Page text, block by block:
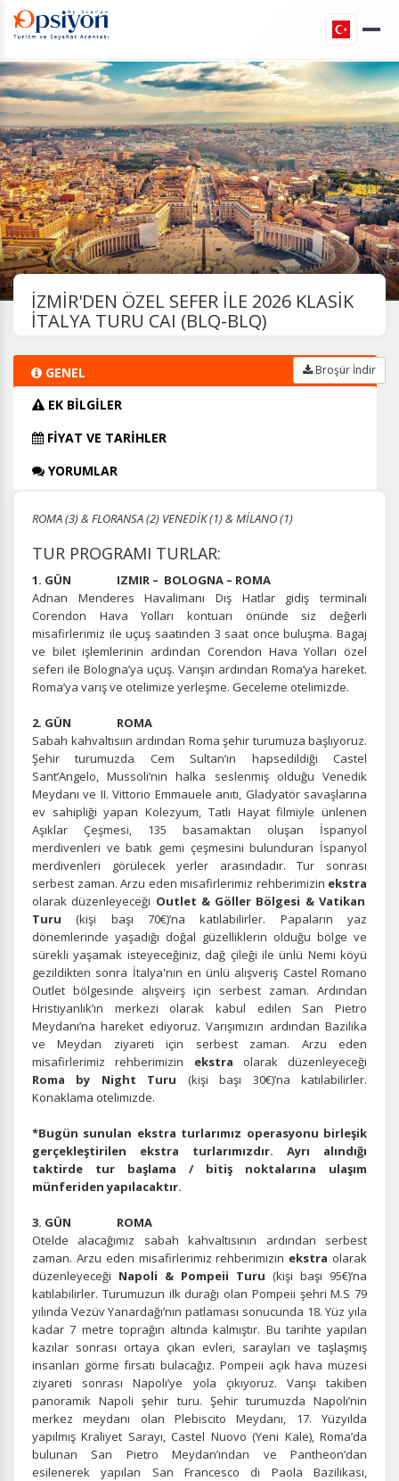
İZMİR'DEN ÖZEL SEFER İLE 2026 KLASİK
İTALYA TURU CAI (BLQ-BLQ)
GENEL
EK BİLGİLER
FİYAT VE TARİHLER
YORUMLAR
Broşür İndir
ROMA (3) & FLORANSA (2) VENEDİK (1) & MİLANO (1)
TUR PROGRAMI TURLAR:
1. GÜN IZMIR – BOLOGNA – ROMA
Adnan Menderes Havalimanı Dış Hatlar gidiş terminali
Corendon Hava Yolları kontuarı önünde siz değerli
misafirlerimiz ile uçuş saatinden 3 saat once buluşma. Bagaj
ve bilet işlemlerinin ardından Corendon Hava Yolları özel
seferi ile Bologna’ya uçuş. Varışın ardından Roma’ya hareket.
Roma’ya varış ve otelimize yerleşme. Geceleme otelimizde.
2. GÜN ROMA
Sabah kahvaltısıın ardından Roma şehir turumuza başlıyoruz.
Şehir turumuzda Cem Sultan’ın hapsedildiği Castel
Sant’Angelo, Mussoli’nin halka seslenmiş olduğu Venedik
Meydanı ve II. Vittorio Emmauele anıtı, Gladyatör savaşlarına
ev sahipliği yapan Kolezyum, Tatlı Hayat filmiyle ünlenen
Aşıklar Çeşmesi, 135 basamaktan oluşan İspanyol
merdivenleri ve batık gemi çeşmesini bulunduran İspanyol
merdivenleri görülecek yerler arasındadır. Tur sonrası
serbest zaman. Arzu eden misafirlerimiz rehberimizin ekstra
olarak düzenleyeceği Outlet & Göller Bölgesi & Vatikan
Turu(kişi başı 70€)’na katılabilirler. Papaların yaz
dönemlerinde yaşadığı doğal güzelliklerin olduğu bölge ve
sürekli yaşamak isteyeceğiniz, dağ çileği ile ünlü Nemi köyü
gezildikten sonra İtalya'nın en ünlü alışveriş Castel Romano
Outlet bölgesinde alışveirş için serbest zaman. Ardından
Hristiyanlık’ın merkezi olarak kabul edilen San Pietro
Meydanı’na hareket ediyoruz. Varışımızın ardından Bazilika
ve Meydan ziyareti için serbest zaman. Arzu eden
misafirlerimiz rehberimizin ekstra olarak düzenleyeceği
Roma by Night Turu (kişi başı 30€)’na katılabilirler.
Konaklama otelimizde.
*Bugün sunulan ekstra turlarımız operasyonu birleşik
gerçekleştirilen ekstra turlarımızdır. Ayrı alındığı
taktirde tur başlama / bitiş noktalarına ulaşım
münferiden yapılacaktır.
3. GÜN ROMA
Otelde alacağımız sabah kahvaltısının ardından serbest
zaman. Arzu eden misafirlerimiz rehberimizin ekstra olarak
düzenleyeceği Napoli & Pompeii Turu (kişi başı 95€)’na
katılabilirler. Turumuzun ilk durağı olan Pompeii şehri M.S 79
yılında Vezüv Yanardağı’nın patlaması sonucunda 18. Yüz yıla
kadar 7 metre toprağın altında kalmıştır. Bu tarihte yapılan
kazılar sonrası ortaya çıkan evleri, sarayları ve taşlaşmış
insanları görme fırsatı bulacağız. Pompeii açık hava müzesi
ziyareti sonrası Napoli’ye yola çıkıyoruz. Varışı takiben
panoramik Napoli şehir turu. Şehir turumuzda Napoli’nin
merkez meydanı olan Plebiscito Meydanı, 17. Yüzyılda
yapılmış Kraliyet Sarayı, Castel Nuovo (Yeni Kale), Roma’da
bulunan San Pietro Meydan’ından ve Pantheon’dan
esilenerek yapılan San Francesco di Paola Bazilikası,